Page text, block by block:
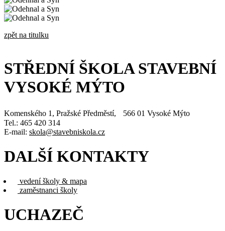
zpět na titulku
STŘEDNÍ ŠKOLA STAVEBNÍ
VYSOKÉ MÝTO
Komenského 1, Pražské Předměstí, 566 01 Vysoké Mýto
Tel.: 465 420 314
E-mail: skola@stavebniskola.cz
DALŠÍ KONTAKTY
vedení školy & mapa
zaměstnanci školy
UCHAZEČ